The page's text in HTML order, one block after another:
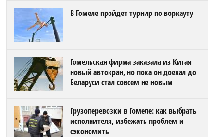
В Гомеле пройдет турнир по воркауту
Гомельская фирма заказала из Китая
новый автокран, но пока он доехал до
Беларуси стал совсем не новым
Грузоперевозки в Гомеле: как выбрать
исполнителя, избежать проблем и
сэкономить